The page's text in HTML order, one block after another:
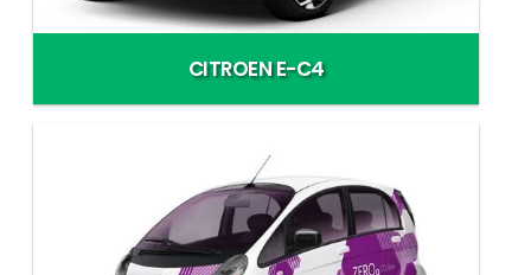
CITROEN E-C4